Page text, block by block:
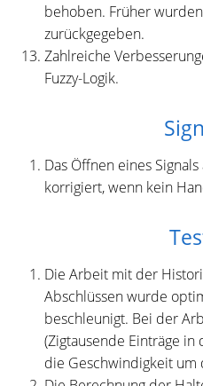
behoben. Früher
zurückgegeben.
Zahlreiche
Fuzzy-Logik.
Das Öffnen eines
korrigiert, wenn kein
Die Arbeit mit der
Abschlüssen wurde
beschleunigt. Bei der
(Zigtausende Einträge
die Geschwindigkeit um